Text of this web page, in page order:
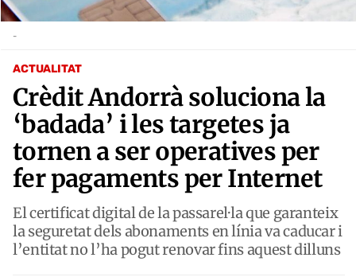
ACTUALITAT
Crèdit Andorrà soluciona la
‘badada’ i les targetes ja
tornen a ser operatives per
fer pagaments per Internet
El certificat digital de la passarel·la que garanteix
la seguretat dels abonaments en línia va caducar i
l’entitat no l’ha pogut renovar fins aquest dilluns
-